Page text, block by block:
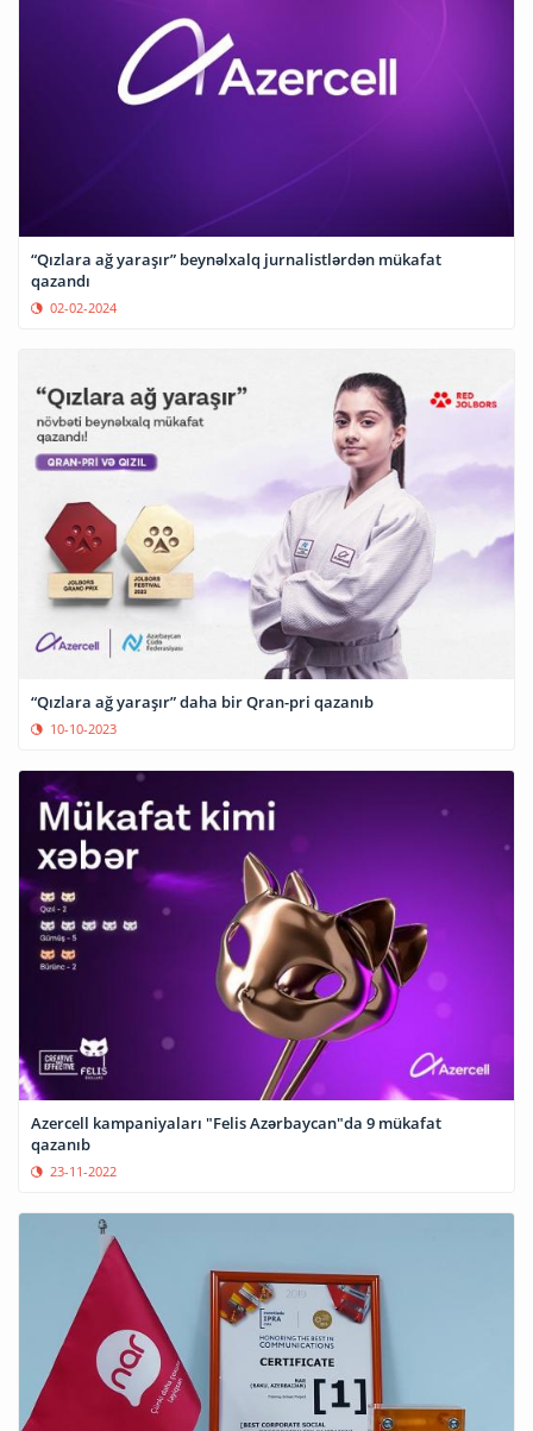
“Qızlara ağ yaraşır” beynəlxalq jurnalistlərdən mükafat
qazandı
02-02-2024
“Qızlara ağ yaraşır” daha bir Qran-pri qazanıb
10-10-2023
Azercell kampaniyaları "Felis Azərbaycan"da 9 mükafat
qazanıb
23-11-2022